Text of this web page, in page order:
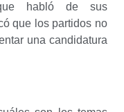
habló de sus
que los partidos no
una candidatura